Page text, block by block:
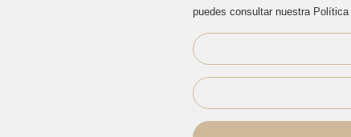
puedes consultar nuestra